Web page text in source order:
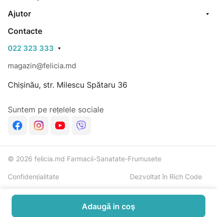
Ajutor
Contacte
022 323 333
magazin@felicia.md
Chișinău, str. Milescu Spătaru 36
Suntem pe rețelele sociale
© 2026 felicia.md Farmacii-Sanatate-Frumusete
Confidențialitate Dezvoltat în Rich Code
Adaugă in coş